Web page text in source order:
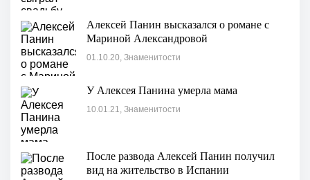
Алексей Панин высказался о романе с
Мариной Александровой
01.10.20, Знаменитости
У Алексея Панина умерла мама
10.01.21, Знаменитости
После развода Алексей Панин получил
вид на жительство в Испании